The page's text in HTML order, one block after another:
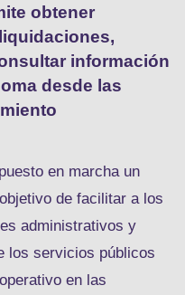
obtener
información
desde las
en marcha un
de facilitar a los
administrativos y
los servicios públicos
en las